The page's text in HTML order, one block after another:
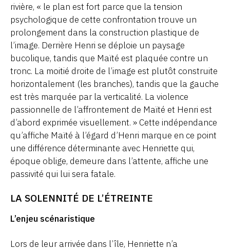
rivière, « le plan est fort parce que la tension
psychologique de cette confrontation trouve un
prolongement dans la construction plastique de
l’image. Derrière Henri se déploie un paysage
bucolique, tandis que Maïté est plaquée contre un
tronc. La moitié droite de l’image est plutôt construite
horizontalement (les branches), tandis que la gauche
est très marquée par la verticalité. La violence
passionnelle de l’affrontement de Maïté et Henri est
d’abord exprimée visuellement. » Cette indépendance
qu’affiche Maïté à l’égard d’Henri marque en ce point
une différence déterminante avec Henriette qui,
époque oblige, demeure dans l’attente, affiche une
passivité qui lui sera fatale.
LA SOLENNITÉ DE L’ÉTREINTE
L’enjeu scénaristique
Lors de leur arrivée dans l’île, Henriette n’a